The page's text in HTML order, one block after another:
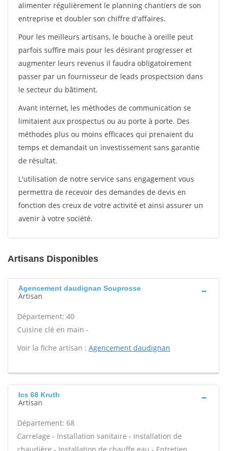
alimenter régulièrement le planning chantiers de son
entreprise et doubler son chiffre d'affaires.
Pour les meilleurs artisans, le bouche à oreille peut
parfois suffire mais pour les désirant progresser et
augmenter leurs revenus il faudra obligatoirement
passer par un fournisseur de leads prospectsion dans
le secteur du bâtiment.
Avant internet, les méthodes de communication se
limitaient aux prospectus ou au porte à porte. Des
méthodes plus ou moins efficaces qui prenaient du
temps et demandait un investissement sans garantie
de résultat.
L'utilisation de notre service sans engagement vous
permettra de recevoir des demandes de devis en
fonction des creux de votre activité et ainsi assurer un
avenir à votre société.
Artisans Disponibles
Agencement daudignan Souprosse
Artisan
Département: 40
Cuisine clé en main -
Voir la fiche artisan : Agencement daudignan
Ics 68 Kruth
Artisan
Département: 68
Carrelage - Installation sanitaire - Installation de